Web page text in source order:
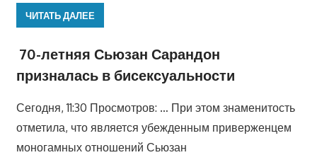
ЧИТАТЬ ДАЛЕЕ
70-летняя Сьюзан Сарандон
призналась в бисексуальности
Сегодня, 11:30 Просмотров: … При этом знаменитость
отметила, что является убежденным приверженцем
моногамных отношений Сьюзан